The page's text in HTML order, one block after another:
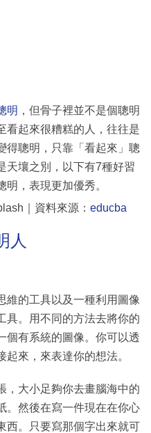
明 ，但骨子裡並不是個聰明
看起來很糟糕的人，往往是
得聰明，只靠「看起來」聰
天壤之別，以下有7種好習
，表現更加優秀。
｜資料來源： educba
人
維的工具以及一種利用圖像
具。用不同的方法去將你的
個有系統的圖像。你可以透
來，來表達你的想法。
，大小足夠你去畫腦海中的
。然後在寫一件現在在你心
西。只要寫那個字出來就可